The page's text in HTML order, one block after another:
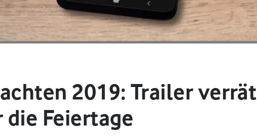
2019: Trailer verrät
Feiertage